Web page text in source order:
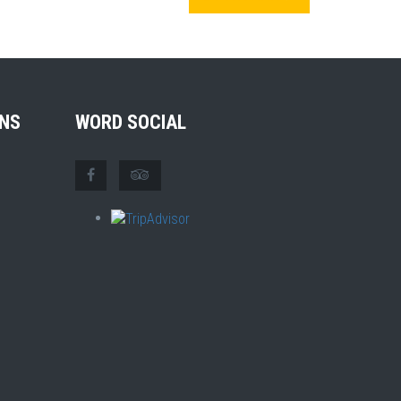
WORD SOCIAL